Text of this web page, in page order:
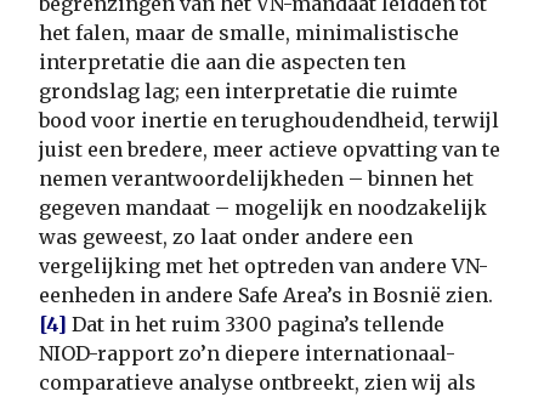
het falen, maar de smalle, minimalistische
interpretatie die aan die aspecten ten
grondslag lag; een interpretatie die ruimte
bood voor inertie en terughoudendheid, terwijl
juist een bredere, meer actieve opvatting van te
nemen verantwoordelijkheden – binnen het
gegeven mandaat – mogelijk en noodzakelijk
was geweest, zo laat onder andere een
vergelijking met het optreden van andere VN-
eenheden in andere Safe Area’s in Bosnië zien.
[4] Dat in het ruim 3300 pagina’s tellende
NIOD-rapport zo’n diepere internationaal-
comparatieve analyse ontbreekt, zien wij als